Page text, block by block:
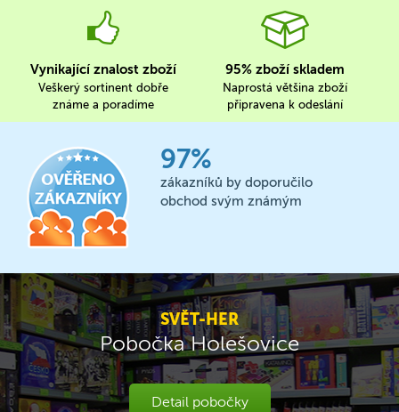
Vynikající znalost zboží
Veškerý sortinent dobře
známe a poradíme
95% zboží skladem
Naprostá většina zboží
připravena k odeslání
97%
zákazníků by doporučilo
obchod svým známým
SVĚT-HER
Pobočka Holešovice
Detail pobočky